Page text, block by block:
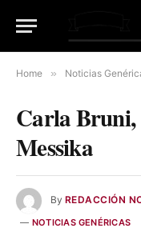
Home » Noticias
Carla Bruni,
Messika
By REDACCIÓN
NOTICIAS GENÉRICAS